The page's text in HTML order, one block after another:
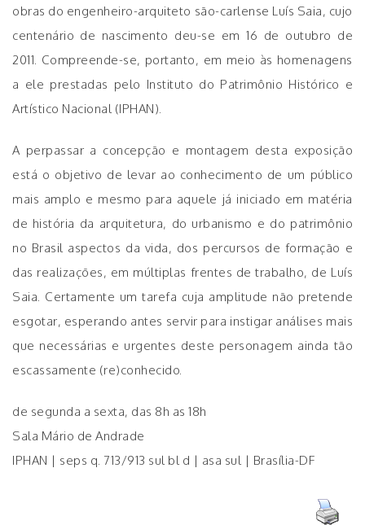
obras do engenheiro-arquiteto são-carlense Luís Saia, cujo
centenário de nascimento deu-se em 16 de outubro de
2011. Compreende-se, portanto, em meio às homenagens
a ele prestadas pelo Instituto do Patrimônio Histórico e
Artístico Nacional (IPHAN).
A perpassar a concepção e montagem desta exposição
está o objetivo de levar ao conhecimento de um público
mais amplo e mesmo para aquele já iniciado em matéria
de história da arquitetura, do urbanismo e do patrimônio
no Brasil aspectos da vida, dos percursos de formação e
das realizações, em múltiplas frentes de trabalho, de Luís
Saia. Certamente um tarefa cuja amplitude não pretende
esgotar, esperando antes servir para instigar análises mais
que necessárias e urgentes deste personagem ainda tão
escassamente (re)conhecido.
de segunda a sexta, das 8h as 18h
Sala Mário de Andrade
IPHAN | seps q. 713/913 sul bl d | asa sul | Brasília-DF